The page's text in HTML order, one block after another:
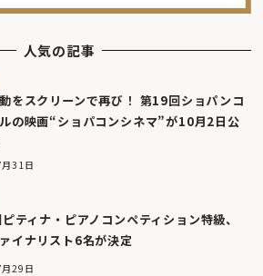
人気の記事
をスクリーンで再び！ 第19回ショパンコ
の映画“ショパコンシネマ”が10月2日公
31日
ティナ・ピアノコンペティション特級、
イナリスト6名が決定
29日